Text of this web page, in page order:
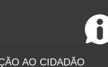
AO CIDADÃO